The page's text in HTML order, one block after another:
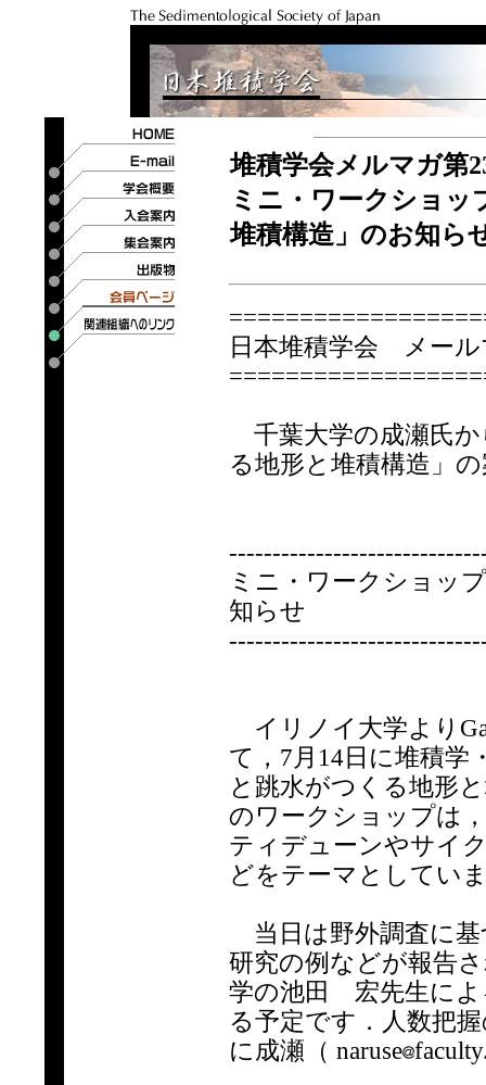
堆積学会メルマガ第
ミニ・ワークショッ
堆積構造」のお知ら
日本堆積学会 メー
千葉大学の成瀬氏か
る地形と堆積構造」
ミニ・ワークショッ
知らせ
イリノイ大学より
て，7月14日に堆積学
と跳水がつくる地形
のワークショップは
ティデューンやサイ
どをテーマとしてい
当日は野外調査に基
研究の例などが報告
学の池田 宏先生によ
る予定です．人数把
に成瀬（ naruse